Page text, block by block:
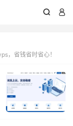
 
，省钱省时省心！